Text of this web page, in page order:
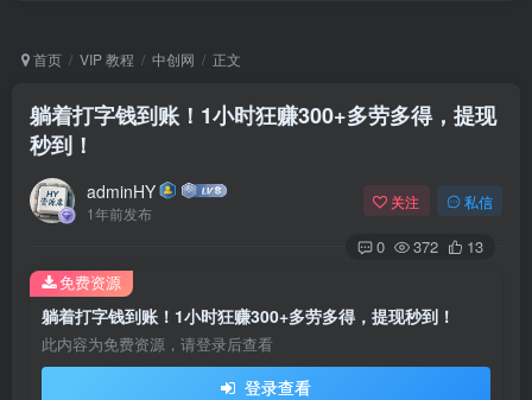
首页 VIP 教程 中创网 正文
躺着打字钱到账！1小时狂赚300+多劳多得，提现
秒到！
adminHY
1年前发布
关注 私信
0 372 13
躺着打字钱到账！1小时狂赚300+多劳多得，提现秒到！
此内容为免费资源，请登录后查看
登录查看
免费资源